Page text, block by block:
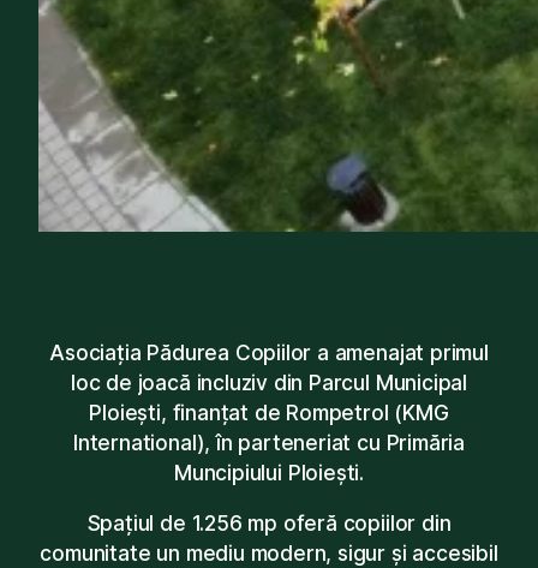
Asociația Pădurea Copiilor a amenajat primul
loc de joacă incluziv din Parcul Municipal
Ploiești, finanțat de Rompetrol (KMG
International), în parteneriat cu Primăria
Muncipiului Ploiești.
Spațiul de 1.256 mp oferă copiilor din
comunitate un mediu modern, sigur și accesibil